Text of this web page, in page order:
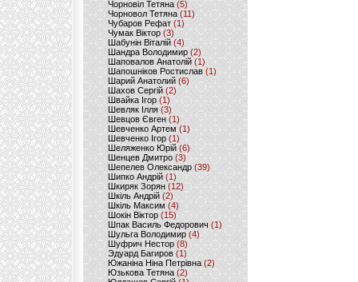
Чорновіл Тетяна (5)
Чорновол Тетяна (11)
Чубаров Рефат (1)
Чумак Віктор(3)
Шабунін Віталій (4)
Шандра Володимир (2)
Шаповалов Анатолій(1)
Шапошніков Ростислав(1)
Шарий Анатолий(6)
Шахов Сергій(2)
Швайка Ігор (1)
Шевляк Ілля (3)
Шевцов Євген (1)
Шевченко Артем(1)
Шевченко Ігор(1)
Шеляженко Юрій (6)
Шенцев Дмитро (3)
Шепелев Олександр (39)
Шипко Андрій(1)
Шкиряк Зорян(12)
Шкіль Андрій(2)
Шкіль Максим (4)
Шокін Віктор (15)
Шпак Василь Федорович (1)
Шульга Володимир (4)
Шуфрич Нестор(8)
Эдуард Багиров (1)
Южаніна Ніна Петрівна (2)
Юзькова Тетяна(2)